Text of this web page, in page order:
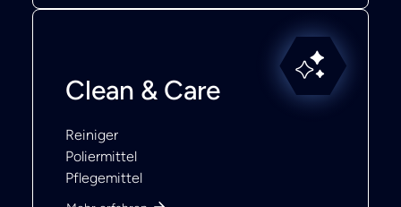
Clean & Care
Reiniger
Poliermittel